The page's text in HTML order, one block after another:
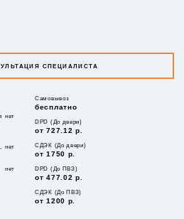
СПЕЦИАЛИСТА
нет
нет
нет
Самовывоз
бесплатно
DPD (До двери)
от 727.12 р.
СДЭК (До двери)
от 1750 р.
DPD (До ПВЗ)
от 477.02 р.
СДЭК (До ПВЗ)
от 1200 р.